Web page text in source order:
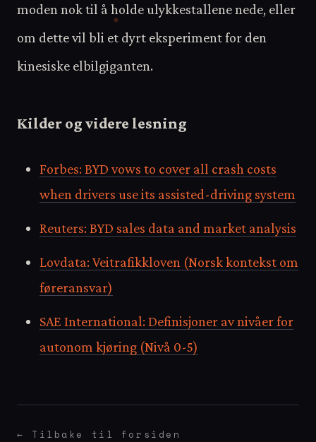
moden nok til å holde ulykkestallene nede, eller
om dette vil bli et dyrt eksperiment for den
kinesiske elbilgiganten.
Kilder og videre lesning
Forbes: BYD vows to cover all crash costs
when drivers use its assisted-driving system
Reuters: BYD sales data and market analysis
Lovdata: Veitrafikkloven (Norsk kontekst om
føreransvar)
SAE International: Definisjoner av nivåer for
autonom kjøring (Nivå 0-5)
← Tilbake til forsiden